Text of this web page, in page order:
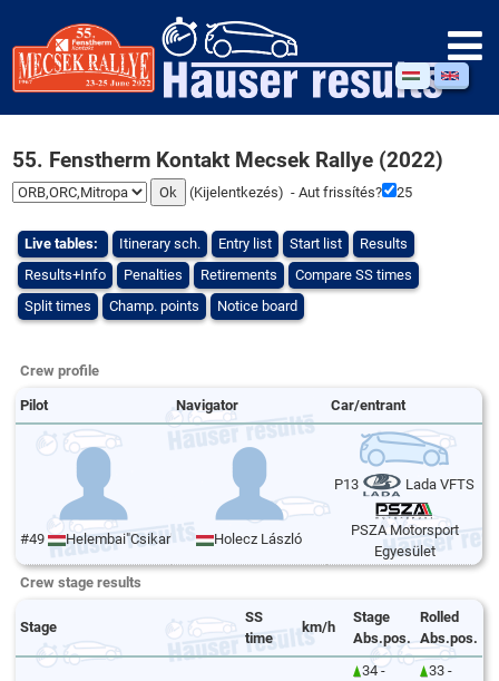
55. Fenstherm Kontakt Mecsek Rallye (2022)
(Kijelentkezés) - Aut frissítés? 25
Live tables: Itinerary sch. Entry list Start list
Results
Results+Info
Penalties Retirements
Compare SS times
Split times
Champ. points Notice board
Crew profile
Pilot Navigator Car/entrant
#49 Helembai"Csikar" Zsolt Holecz László
P13 Lada VFTS
PSZA Motorsport
Egyesület
Crew stage results
Stage
SS
time
km/h
Stage
Abs.pos.
Rolled
Abs.pos.
34 - 33 -